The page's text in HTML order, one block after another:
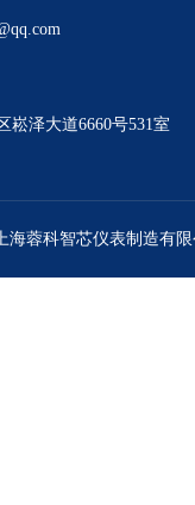
崧泽大道6660号531室
海蓉科智芯仪表制造有